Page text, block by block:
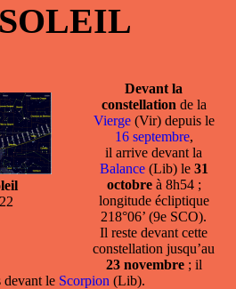
Devant la
constellation de la
Vierge(Vir) depuis le
16 septembre,
il arrive devant la
Balance(Lib) le 31
octobreà 8h54 ;
longitude écliptique
218°06’ (9e SCO).
Il reste devant cette
constellation jusqu’au
23 novembre; il
devant le Scorpion (Lib).